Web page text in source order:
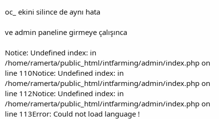
oc_ ekini silince de aynı hata
ve admin paneline girmeye çalışınca
Notice: Undefined index: in
/home/ramerta/public_html/intfarming/admin/index.php on
line 110Notice: Undefined index: in
/home/ramerta/public_html/intfarming/admin/index.php on
line 112Notice: Undefined index: in
/home/ramerta/public_html/intfarming/admin/index.php on
line 113Error: Could not load language !